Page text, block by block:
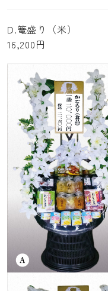
D.篭盛り（米）
16,200円